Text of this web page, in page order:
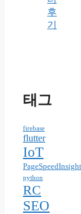
후
기
태그
firebase
flutter
IoT
python
RC
SEO